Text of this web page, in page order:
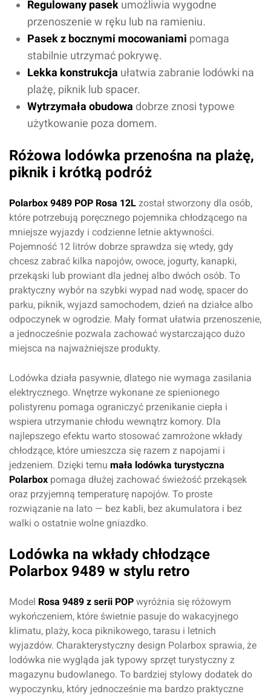
Regulowany pasek umożliwia wygodne
przenoszenie w ręku lub na ramieniu.
Pasek z bocznymi mocowaniami pomaga
stabilnie utrzymać pokrywę.
Lekka konstrukcja ułatwia zabranie lodówki na
plażę, piknik lub spacer.
Wytrzymała obudowa dobrze znosi typowe
użytkowanie poza domem.
Różowa lodówka przenośna na plażę,
piknik i krótką podróż
Polarbox 9489 POP Rosa 12L został stworzony dla osób,
które potrzebują poręcznego pojemnika chłodzącego na
mniejsze wyjazdy i codzienne letnie aktywności.
Pojemność 12 litrów dobrze sprawdza się wtedy, gdy
chcesz zabrać kilka napojów, owoce, jogurty, kanapki,
przekąski lub prowiant dla jednej albo dwóch osób. To
praktyczny wybór na szybki wypad nad wodę, spacer do
parku, piknik, wyjazd samochodem, dzień na działce albo
odpoczynek w ogrodzie. Mały format ułatwia przenoszenie,
a jednocześnie pozwala zachować wystarczająco dużo
miejsca na najważniejsze produkty.
Lodówka działa pasywnie, dlatego nie wymaga zasilania
elektrycznego. Wnętrze wykonane ze spienionego
polistyrenu pomaga ograniczyć przenikanie ciepła i
wspiera utrzymanie chłodu wewnątrz komory. Dla
najlepszego efektu warto stosować zamrożone wkłady
chłodzące, które umieszcza się razem z napojami i
jedzeniem. Dzięki temu mała lodówka turystyczna
Polarbox pomaga dłużej zachować świeżość przekąsek
oraz przyjemną temperaturę napojów. To proste
rozwiązanie na lato — bez kabli, bez akumulatora i bez
walki o ostatnie wolne gniazdko.
Lodówka na wkłady chłodzące
Polarbox 9489 w stylu retro
Model Rosa 9489 z serii POP wyróżnia się różowym
wykończeniem, które świetnie pasuje do wakacyjnego
klimatu, plaży, koca piknikowego, tarasu i letnich
wyjazdów. Charakterystyczny design Polarbox sprawia, że
lodówka nie wygląda jak typowy sprzęt turystyczny z
magazynu budowlanego. To bardziej stylowy dodatek do
wypoczynku, który jednocześnie ma bardzo praktyczne